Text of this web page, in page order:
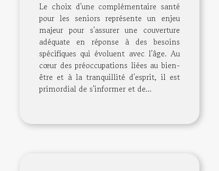
Le choix d'une complémentaire santé
pour les seniors représente un enjeu
majeur pour s'assurer une couverture
adéquate en réponse à des besoins
spécifiques qui évoluent avec l'âge. Au
cœur des préoccupations liées au bien-
être et à la tranquillité d'esprit, il est
primordial de s'informer et de...